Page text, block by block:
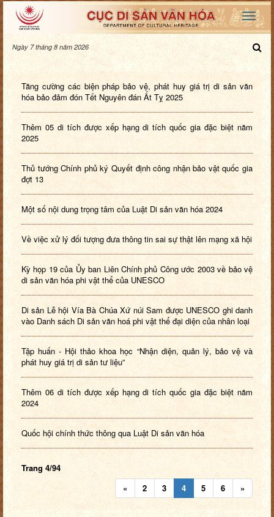
Ngày 7 tháng 8 năm 2026
Tăng cường các biện pháp bảo vệ, phát huy giá trị di sản văn
hóa bảo đảm đón Tết Nguyên đán Ất Tỵ 2025
Thêm 05 di tích được xếp hạng di tích quốc gia đặc biệt năm
2025
Thủ tướng Chính phủ ký Quyết định công nhận bảo vật quốc gia
đợt 13
Một số nội dung trọng tâm của Luật Di sản văn hóa 2024
Về việc xử lý đối tượng đưa thông tin sai sự thật lên mạng xã hội
Kỳ họp 19 của Ủy ban Liên Chính phủ Công ước 2003 về bảo vệ
di sản văn hóa phi vật thể của UNESCO
Di sản Lễ hội Vía Bà Chúa Xứ núi Sam được UNESCO ghi danh
vào Danh sách Di sản văn hoá phi vật thể đại diện của nhân loại
Tập huấn - Hội thảo khoa học “Nhận diện, quản lý, bảo vệ và
phát huy giá trị di sản tư liệu”
Thêm 06 di tích được xếp hạng di tích quốc gia đặc biệt năm
2024
Quốc hội chính thức thông qua Luật Di sản văn hóa
Trang 4/94
«
2 3 4 5 6 »